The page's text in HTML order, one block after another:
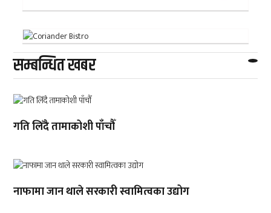
सम्बन्धित खबर
गति लिँदै तामाकोशी पाँचौँ
नाफामा जान थाले सरकारी स्वामित्वका उद्योग